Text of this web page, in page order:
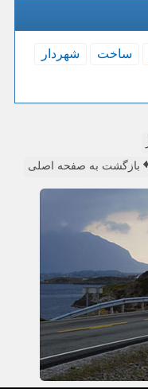
ساخت
شهردار
بازگشت به صفحه اصلی